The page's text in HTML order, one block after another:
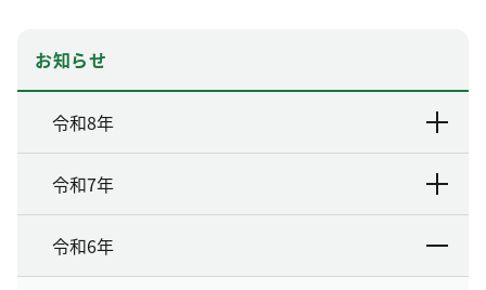
お知らせ
令和8年
令和7年
令和6年